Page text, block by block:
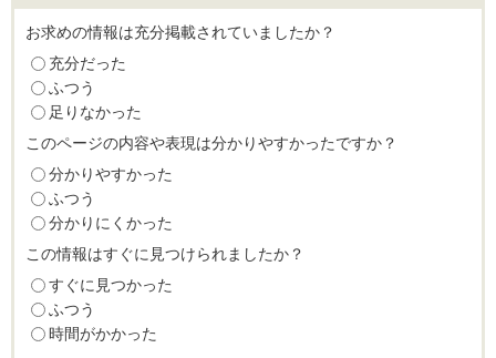
お求めの情報は充分掲載されていましたか？
充分だった
ふつう
足りなかった
このページの内容や表現は分かりやすかったですか？
分かりやすかった
ふつう
分かりにくかった
この情報はすぐに見つけられましたか？
すぐに見つかった
ふつう
時間がかかった